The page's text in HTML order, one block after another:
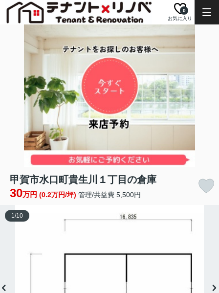
お気に入り
0
甲賀市水口町貴生川１丁目の倉庫
30万円 (0.2万円/坪) 管理/共益費 5,500円
1 /10